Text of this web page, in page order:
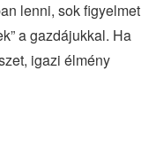
lenni, sok figyelmet
a gazdájukkal. Ha
igazi élmény